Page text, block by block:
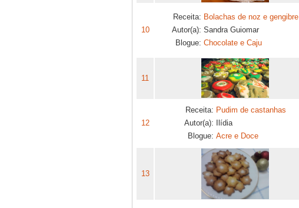
10
Receita: Bolachas de noz e gengibre
Autor(a): Sandra Guiomar
Blogue: Chocolate e Caju
11
12
Receita: Pudim de castanhas
Autor(a):
Ilídia
Blogue: Acre e Doce
13